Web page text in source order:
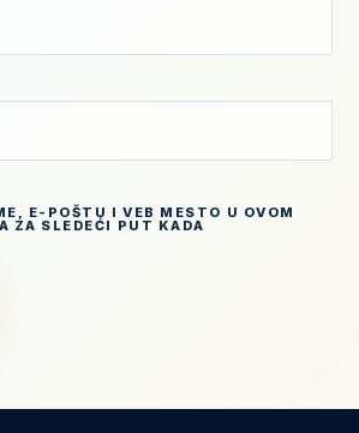
E-POŠTU I VEB MESTO U OVOM
ZA SLEDEĆI PUT KADA